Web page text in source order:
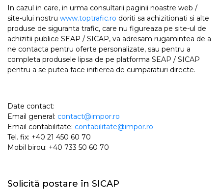
In cazul in care, in urma consultarii paginii noastre web /
site-ului nostru www.toptrafic.ro doriti sa achizitionati si alte
produse de siguranta trafic, care nu figureaza pe site-ul de
achizitii publice SEAP / SICAP, va adresam rugamintea de a
ne contacta pentru oferte personalizate, sau pentru a
completa produsele lipsa de pe platforma SEAP / SICAP
pentru a se putea face initierea de cumparaturi directe.
Date contact:
Email general: contact@impor.ro
Email contabilitate: contabilitate@impor.ro
Tel. fix: +40 21 450 60 70
Mobil birou: +40 733 50 60 70
Solicită postare în SICAP